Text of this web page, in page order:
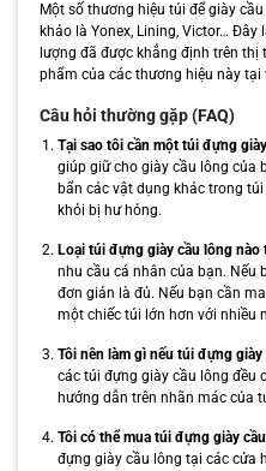
Một số thương hiệu túi để giày
khảo là Yonex, Lining, Victor…
lượng đã được khẳng định trên
phẩm của các thương hiệu này tại
Câu hỏi thường gặp (FAQ)
Tại sao tôi cần một túi đựng
giúp giữ cho giày cầu lông của
bẩn các vật dụng khác trong
khỏi bị hư hỏng.
Loại túi đựng giày cầu lông nào
nhu cầu cá nhân của bạn. Nếu
đơn giản là đủ. Nếu bạn cần
một chiếc túi lớn hơn với nhiều
Tôi nên làm gì nếu túi đựng
các túi đựng giày cầu lông đều
hướng dẫn trên nhãn mác của
Tôi có thể mua túi đựng giày
đựng giày cầu lông tại các cửa